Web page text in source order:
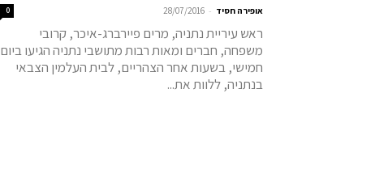
אופירה חסיד -
28/07/2016
0
ראש עיריית נתניה, מרים פיירברג-איכר, קרובי
משפחה, חברים ומאות רבות מתושבי נתניה הגיעו ביום
חמישי, בשעות אחר הצהריים, לבית העלמין הצבאי
בנתניה, ללוות את...